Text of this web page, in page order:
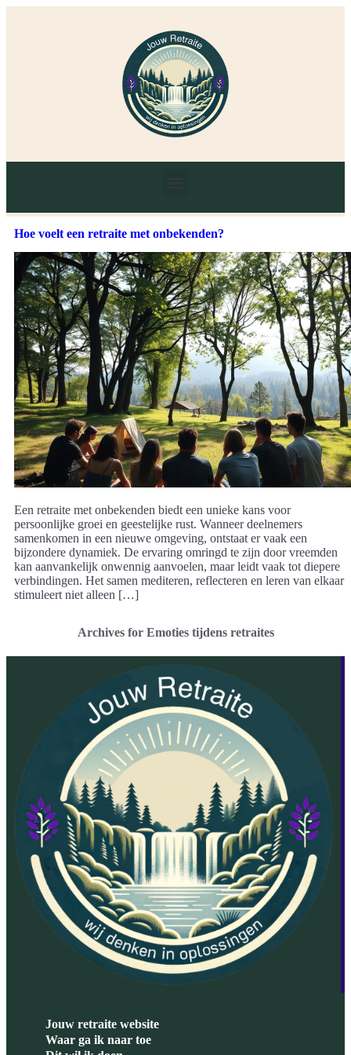
Hoe voelt een retraite met onbekenden?
Een retraite met onbekenden biedt een unieke kans voor
persoonlijke groei en geestelijke rust. Wanneer deelnemers
samenkomen in een nieuwe omgeving, ontstaat er vaak een
bijzondere dynamiek. De ervaring omringd te zijn door vreemden
kan aanvankelijk onwennig aanvoelen, maar leidt vaak tot diepere
verbindingen. Het samen mediteren, reflecteren en leren van elkaar
stimuleert niet alleen […]
Archives for Emoties tijdens retraites
Jouw retraite website
Waar ga ik naar toe